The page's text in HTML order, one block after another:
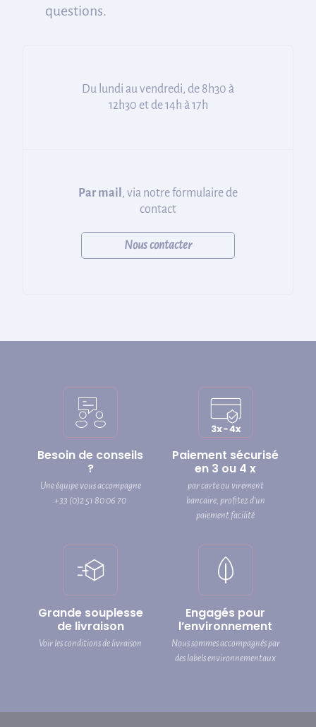
questions.
Du lundi au vendredi, de 8h30 à
12h30 et de 14h à 17h
Par mail , via notre formulaire de
contact
Nous contacter
Besoin de conseils
?
Une équipe vous accompagne
+33 (0)2 51 80 06 70
Paiement sécurisé
en 3 ou 4 x
par carte ou virement
bancaire, profitez d’un
paiement facilité
Grande souplesse
de livraison
Voir les conditions de livraison
Engagés pour
l’environnement
Nous sommes accompagnés par
des labels environnementaux